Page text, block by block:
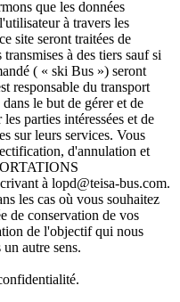
que les données
à travers les
site seront traitées de
à des tiers sauf si
( « ski Bus ») seront
responsable du transport
le but de gérer et de
parties intéressées et de
sur leurs services. Vous
d'annulation et
à lopd@teisa-bus.com.
les cas où vous souhaitez
de conservation de vos
de l'objectif qui nous
autre sens.